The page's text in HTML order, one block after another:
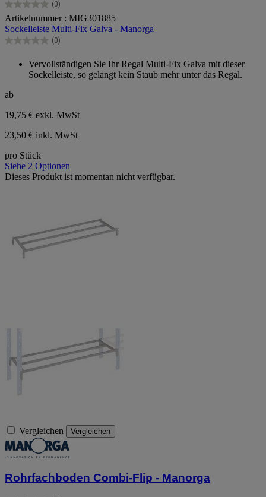
(0)
0.0
von
5
Sternen.
Artikelnummer : MIG301885
Sockelleiste Multi-Fix Galva - Manorga
(0)
0.0
Sternen.
Vervollständigen Sie Ihr Regal Multi-Fix Galva mit dieser
Sockelleiste, so gelangt kein Staub mehr unter das Regal.
ab
19,75 € exkl. MwSt
23,50 € inkl. MwSt
pro Stück
Siehe 2 Optionen
Dieses Produkt ist momentan nicht verfügbar.
Vergleichen Vergleichen
Rohrfachboden Combi-Flip - Manorga